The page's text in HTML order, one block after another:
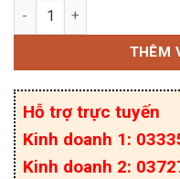
MYAA024D Relay
THÊM
Hỗ trợ trực tuyến
Kinh doanh 1:
Kinh doanh 2: